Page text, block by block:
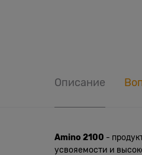
Описание
Amino 2100 -
усвояемости и